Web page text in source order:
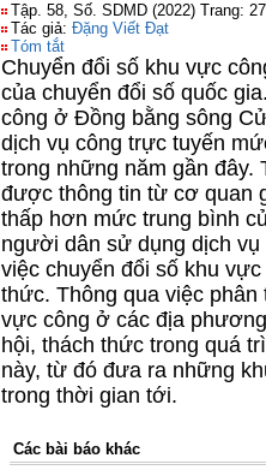
Tập. 58, Số. SDMD (2022) Trang:
Tác giả: Đặng Viết Đạt
Tóm tắt
Chuyển đổi số khu vực
của chuyển đổi số quốc
công ở Đồng bằng sông
dịch vụ công trực tuyến
trong những năm gần đây.
được thông tin từ cơ quan
thấp hơn mức trung bình
người dân sử dụng dịch
việc chuyển đổi số khu
thức. Thông qua việc
vực công ở các địa
hội, thách thức trong quá
này, từ đó đưa ra những
trong thời gian tới.
Các bài báo khác